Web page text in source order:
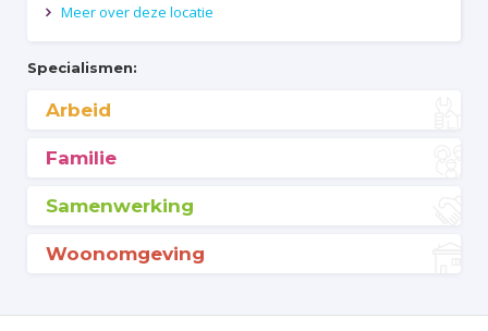
 Meer over deze locatie
Specialismen:
Arbeid
Familie
Samenwerking
Woonomgeving